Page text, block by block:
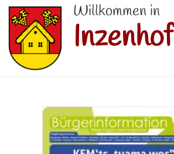
Willkommen in
Inzenhof